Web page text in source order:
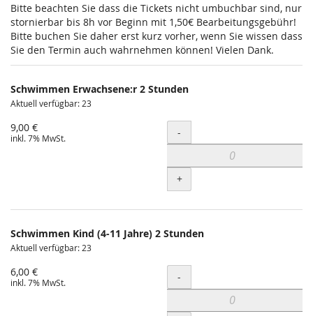
Bitte beachten Sie dass die Tickets nicht umbuchbar sind, nur
stornierbar bis 8h vor Beginn mit 1,50€ Bearbeitungsgebühr!
Bitte buchen Sie daher erst kurz vorher, wenn Sie wissen dass
Sie den Termin auch wahrnehmen können! Vielen Dank.
Schwimmen Erwachsene:r 2 Stunden
Aktuell verfügbar: 23
9,00 €
inkl. 7% MwSt. Menge
-
+
Schwimmen Kind (4-11 Jahre) 2 Stunden
Aktuell verfügbar: 23
6,00 €
inkl. 7% MwSt. Menge
-